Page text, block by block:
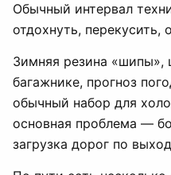
Обычный интервал
отдохнуть, перекусить,
Зимняя резина «шипы»,
багажнике, прогноз
обычный набор для
основная проблема —
загрузка дорог по